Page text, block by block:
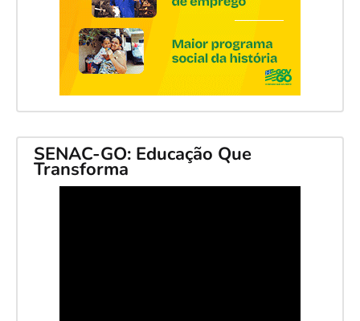
SENAC-GO: Educação Que
Transforma